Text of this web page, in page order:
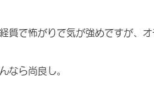
質で怖がりで気が強めですが、
なら尚良し。